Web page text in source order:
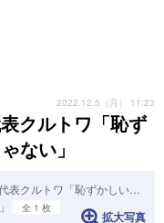
クルトワ「恥ず
ない」
2022.12.5（月） 11:23
表クルトワ「恥ずかしい…
全 1 枚
拡大写真